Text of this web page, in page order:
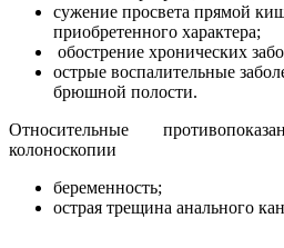
сужение просвета прямой
приобретенного характера;
обострение хронических
острые воспалительные
брюшной полости.
Относительные
колоноскопии
беременность;
острая трещина анального